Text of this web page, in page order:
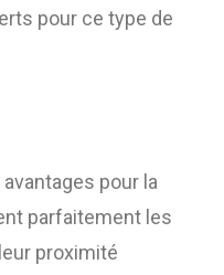
pour ce type de
pour la
parfaitement les
proximité